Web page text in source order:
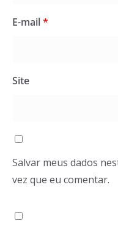
E-mail*
Site
Salvar meus dados
vez que eu comentar.